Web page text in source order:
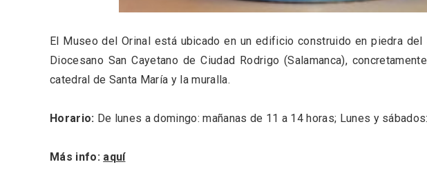
El Museo del Orinal está ubicado en un edificio construido en piedra
Diocesano San Cayetano de Ciudad Rodrigo (Salamanca),
catedral de Santa María y la muralla.
Horario: De lunes a domingo: mañanas de 11 a 14 horas; Lunes y
Más info: aquí